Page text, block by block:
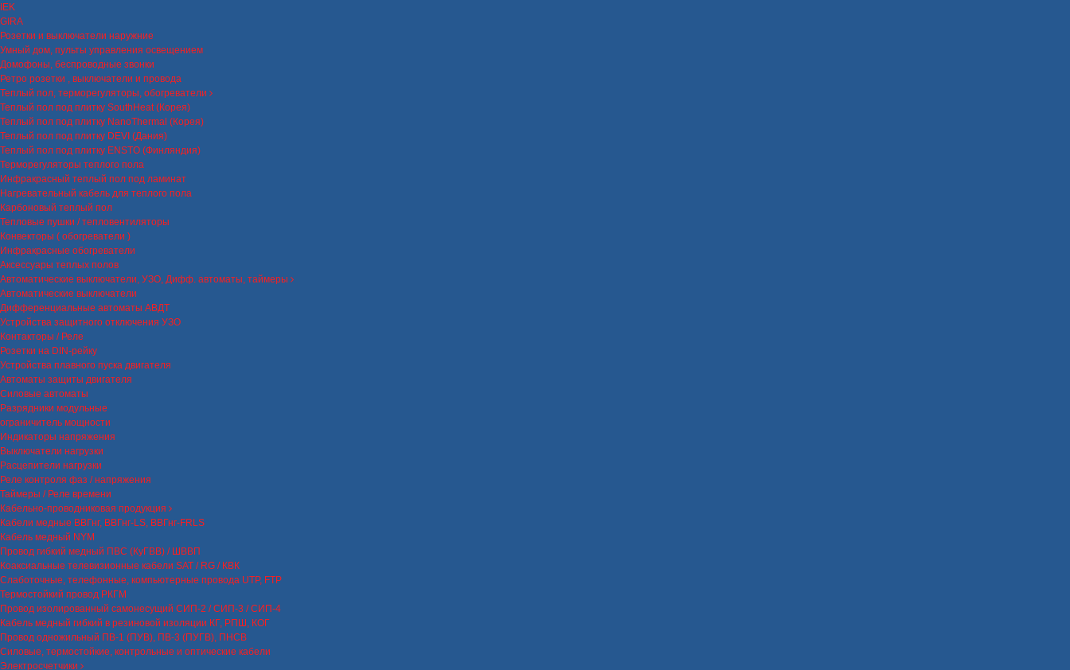
IEK
GIRA
Розетки и выключатели наружние
Умный дом, пульты управления освещением
Домофоны, беспроводные звонки
Ретро розетки , выключатели и провода
Теплый пол, терморегуляторы, обогреватели
Теплый пол под плитку SouthHeat (Корея)
Теплый пол под плитку NanoThermal (Корея)
Теплый пол под плитку DEVI (Дания)
Теплый пол под плитку ENSTO (Финляндия)
Терморегуляторы теплого пола
Инфракрасный теплый пол под ламинат
Нагревательный кабель для теплого пола
Карбоновый теплый пол
Тепловые пушки / тепловентиляторы
Конвекторы ( обогреватели )
Инфракрасные обогреватели
Аксессуары теплых полов
Автоматические выключатели, УЗО, Дифф. автоматы, таймеры
Автоматические выключатели
Дифференциальные автоматы АВДТ
Устройства защитного отключения УЗО
Контакторы / Реле
Розетки на DIN-рейку
Устройства плавного пуска двигателя
Автоматы защиты двигателя
Силовые автоматы
Разрядники модульные
ограничитель мощности
Индикаторы напряжения
Выключатели нагрузки
Расцепители нагрузки
Реле контроля фаз / напряжения
Таймеры / Реле времени
Кабельно-проводниковая продукция
Кабели медные ВВГнг, ВВГнг-LS, ВВГнг-FRLS
Кабель медный NYM
Провод гибкий медный ПВС (КуГВВ) / ШВВП
Коаксиальные телевизионные кабели SAT / RG / КВК
Слаботочные, телефонные, компьютерные провода UTP, FTP
Термостойкий провод РКГМ
Провод изолированный самонесущий СИП-2 / СИП-3 / СИП-4
Кабель медный гибкий в резиновой изоляции КГ, РПШ, КОГ
Провод одножильный ПВ-1 (ПУВ), ПВ-3 (ПУГВ), ПНСВ
Силовые, термостойкие, контрольные и оптические кабели
Электросчетчики